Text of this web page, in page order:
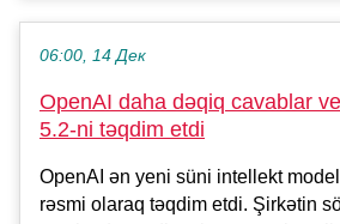
06:00, 14 Дек
OpenAI daha dəqiq cavablar
5.2-ni təqdim etdi
OpenAI ən yeni süni intellekt
rəsmi olaraq təqdim etdi. Şirkətin